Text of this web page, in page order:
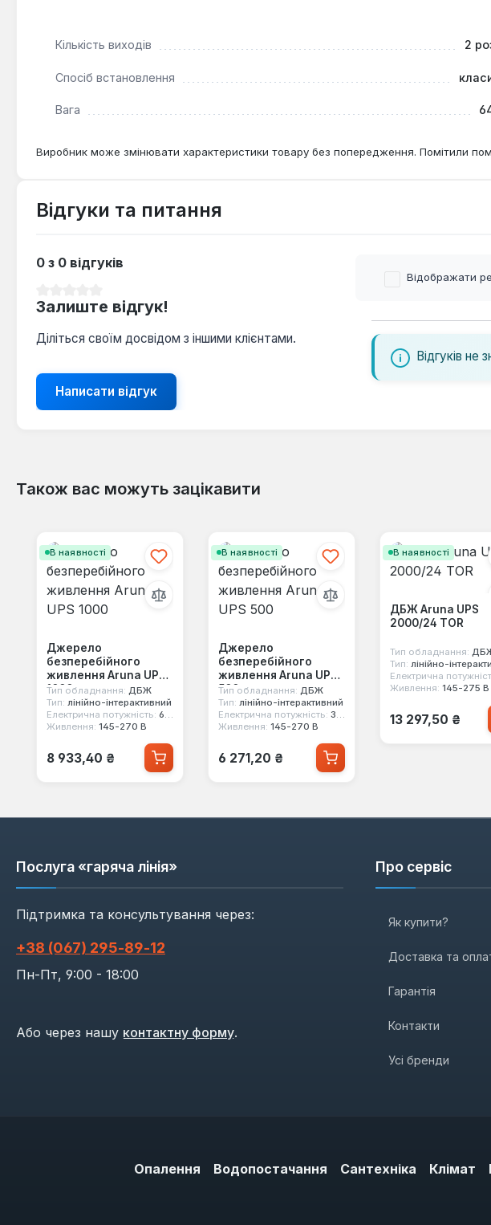
Кількість виходів 2
Спосіб встановлення
Вага
Виробник може змінювати характеристики товару без попередження. Помітили
Відгуки та питання
0 з 0 відгуків
Залиште відгук!
Діліться своїм досвідом з іншими клієнтами.
Написати відгук
Відображати
Відгуків не
Також вас можуть зацікавити
В наявності
Джерело
безперебійного
живлення Aruna UPS
1000
Тип обладнання: ДБЖ
Тип: лінійно-інтерактивний
Електрична потужність: 600 Вт
Живлення: 145-270 В
Звичайна ціна:
8 933,40 ₴
В наявності
Джерело
безперебійного
живлення Aruna UPS
500
Тип обладнання: ДБЖ
Тип: лінійно-інтерактивний
Електрична потужність: 300 Вт
Живлення: 145-270 В
Звичайна ціна:
6 271,20 ₴
В наявності
ДБЖ Aruna UPS
2000/24 TOR
Тип обладнання:
Тип: лінійно-
Електрична
Живлення: 145-275 В
Звичайна ціна:
13 297,50 ₴
Послуга «гаряча лінія»
Підтримка та консультування через:
+38 (067) 295‑89‑12
Пн-Пт, 9:00 - 18:00
Або через нашу контактну форму.
Про сервіс
Як купити?
Доставка та
Гарантія
Контакти
Усі бренди
Опалення Водопостачання Сантехніка Клімат